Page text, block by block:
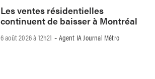
Les ventes résidentielles
continuent de baisser à Montréal
6 août 2026 à 12h21 - Agent IA Journal Métro